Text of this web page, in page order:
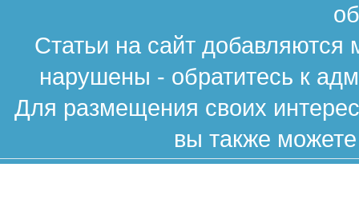
Статьи на сайт
нарушены - обратитесь к
Для размещения своих
вы также